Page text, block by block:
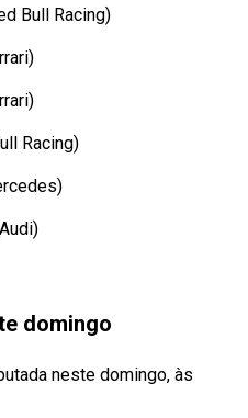
Bull Racing)
Racing)
domingo
neste domingo, às